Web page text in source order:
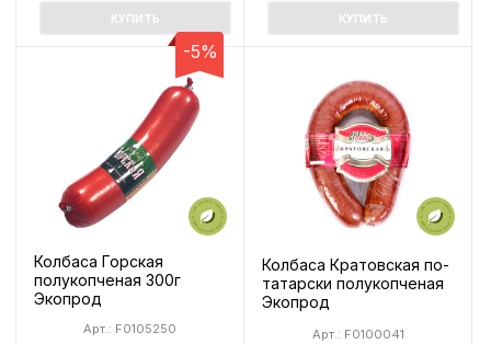
КУПИТЬ КУПИТЬ
-5%
Колбаса Горская
полукопченая 300г
Экопрод
Арт.: F0105250
Колбаса Кратовская по-
татарски полукопченая
Экопрод
Арт.: F0100041